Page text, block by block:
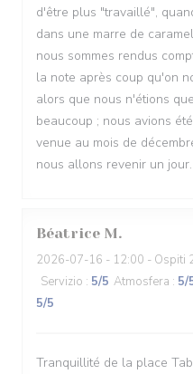
d'être plus "travaillé",
dans une marre de
nous sommes rendus
la note après coup qu'on
alors que nous n'étions
beaucoup ; nous avions
venue au mois de
nous allons revenir un jour.
Béatrice M
2026-07-16 - 12:00 - Ospiti
Servizio : 5/5 Atmosfera : 5/
5/5
Tranquillité de la place